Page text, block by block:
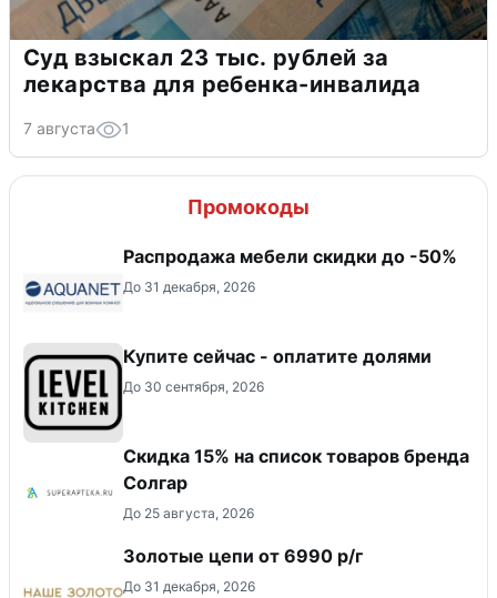
Суд взыскал 23 тыс. рублей за
лекарства для ребенка-инвалида
7 августа 1
Промокоды
Распродажа мебели скидки до -50%
До 31 декабря, 2026
Купите сейчас - оплатите долями
До 30 сентября, 2026
Скидка 15% на список товаров бренда
Солгар
До 25 августа, 2026
Золотые цепи от 6990 р/г
До 31 декабря, 2026